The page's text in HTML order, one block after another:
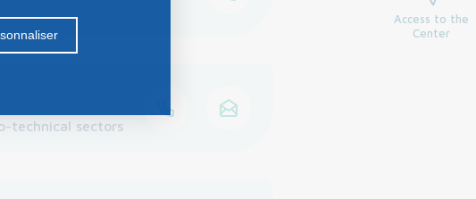
Access to the
Center
technical sectors